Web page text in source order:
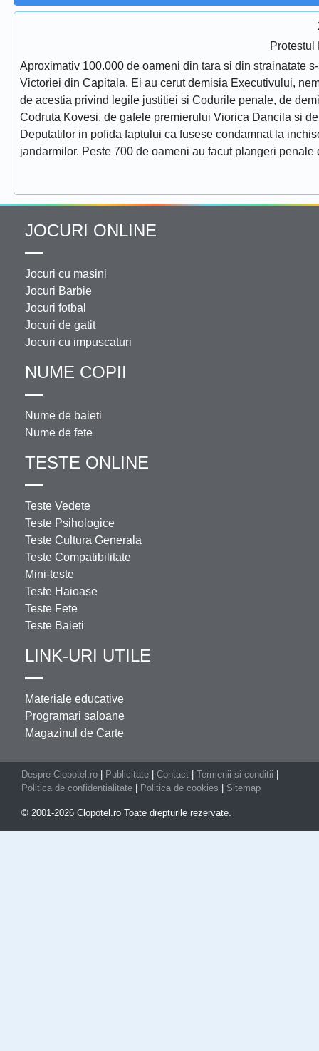
Protestul
Aproximativ 100.000 de oameni din tara si din strainatate
Victoriei din Capitala. Ei au cerut demisia Executivului,
de acestia privind legile justitiei si Codurile penale, de
Codruta Kovesi, de gafele premierului Viorica Dancila si
Deputatilor in pofida faptului ca fusese condamnat la
jandarmilor. Peste 700 de oameni au facut plangeri
JOCURI ONLINE
Jocuri cu masini
Jocuri Barbie
Jocuri fotbal
Jocuri de gatit
Jocuri cu impuscaturi
NUME COPII
Nume de baieti
Nume de fete
TESTE ONLINE
Teste Vedete
Teste Psihologice
Teste Cultura Generala
Teste Compatibilitate
Mini-teste
Teste Haioase
Teste Fete
Teste Baieti
LINK-URI UTILE
Materiale educative
Programari saloane
Magazinul de Carte
Despre Clopotel.ro Publicitate Contact Termenii si conditii
Politica de confidentialitate
Politica de cookies Sitemap
© 2001-2026 Clopotel.ro Toate drepturile rezervate.